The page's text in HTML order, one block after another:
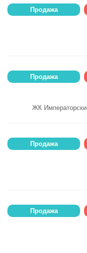
Продажа
Продажа
ЖК
Продажа
Продажа